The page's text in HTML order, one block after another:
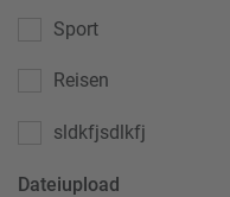
Sport
Reisen
sldkfjsdlkfj
Dateiupload